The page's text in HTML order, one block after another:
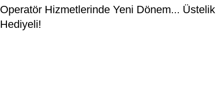
Operatör Hizmetlerinde Yeni Dönem... Üstelik
Hediyeli!